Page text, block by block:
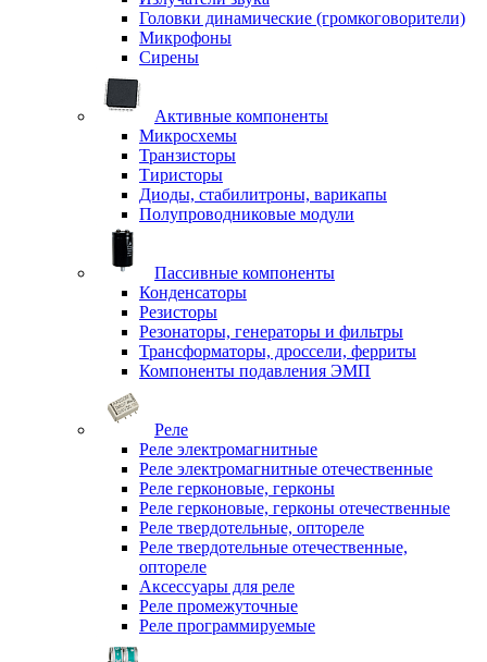
Головки динамические (громкоговорители)
Микрофоны
Сирены
Активные компоненты
Микросхемы
Транзисторы
Тиристоры
Диоды, стабилитроны, варикапы
Полупроводниковые модули
Пассивные компоненты
Конденсаторы
Резисторы
Резонаторы, генераторы и фильтры
Трансформаторы, дроссели, ферриты
Компоненты подавления ЭМП
Реле
Реле электромагнитные
Реле электромагнитные отечественные
Реле герконовые, герконы
Реле герконовые, герконы отечественные
Реле твердотельные, оптореле
Реле твердотельные отечественные,
оптореле
Аксессуары для реле
Реле промежуточные
Реле программируемые